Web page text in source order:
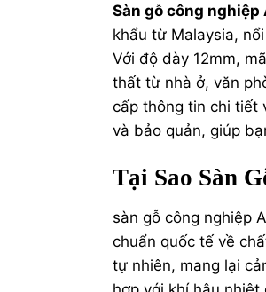
Sàn gỗ công nghiệp
khẩu từ Malaysia,
Với độ dày 12mm,
thất từ nhà ở, văn
cấp thông tin chi tiết
và bảo quản, giúp
Tại Sao Sàn
sàn gỗ công nghiệp
chuẩn quốc tế về
tự nhiên, mang lại